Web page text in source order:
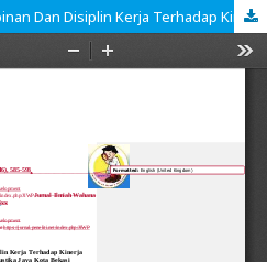
Pengaruh Peran Kepemimpinan Dan Disiplin Kerja Terhadap Kinerja Karyawan Alfamart Di Kecamatan Mustika Jaya Kota Bekasi